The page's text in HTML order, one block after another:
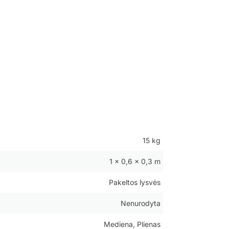
15 kg
1 × 0,6 × 0,3 m
Pakeltos lysvės
Nenurodyta
Mediena, Plienas